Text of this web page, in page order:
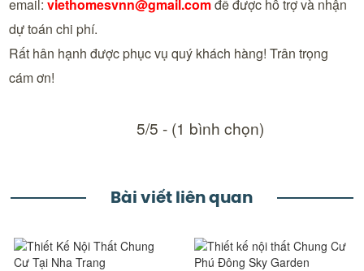
email:viethomesvnn@gmail.comđể được hỗ trợ và nhận
dự toán chi phí.
Rất hân hạnh được phục vụ quý khách hàng! Trân trọng
cám ơn!
5/5 - (1 bình chọn)
Bài viết liên quan